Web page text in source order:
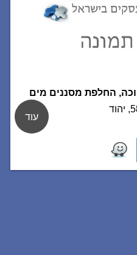
החלפת מסננים מים
עוד